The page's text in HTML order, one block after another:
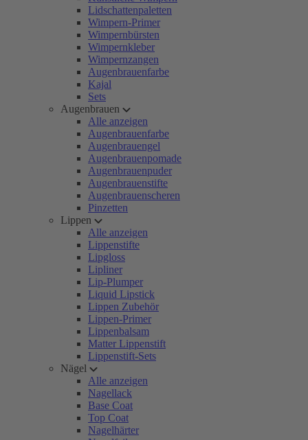
Lidschattenpaletten
Wimpern-Primer
Wimpernbürsten
Wimpernkleber
Wimpernzangen
Augenbrauenfarbe
Kajal
Sets
Augenbrauen
Alle anzeigen
Augenbrauenfarbe
Augenbrauengel
Augenbrauenpomade
Augenbrauenpuder
Augenbrauenstifte
Augenbrauenscheren
Pinzetten
Lippen
Alle anzeigen
Lippenstifte
Lipgloss
Lipliner
Lip-Plumper
Liquid Lipstick
Lippen Zubehör
Lippen-Primer
Lippenbalsam
Matter Lippenstift
Lippenstift-Sets
Nägel
Alle anzeigen
Nagellack
Base Coat
Top Coat
Nagelhärter